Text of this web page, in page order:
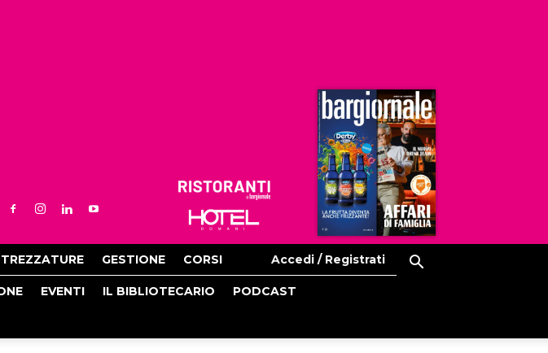
Ristoranti
Hoteldomani
GESTIONE CORSI Accedi / Registrati
EVENTI IL BIBLIOTECARIO PODCAST